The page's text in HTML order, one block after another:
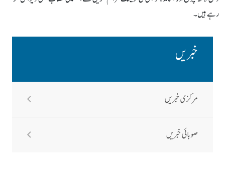
رہے ہیں۔
خبریں
مرکزی خبریں
صوبائی خبریں